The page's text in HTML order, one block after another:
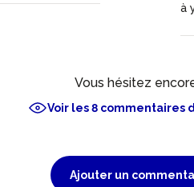
à
Vous hésitez
Voir les 8 commentaires
Ajouter un